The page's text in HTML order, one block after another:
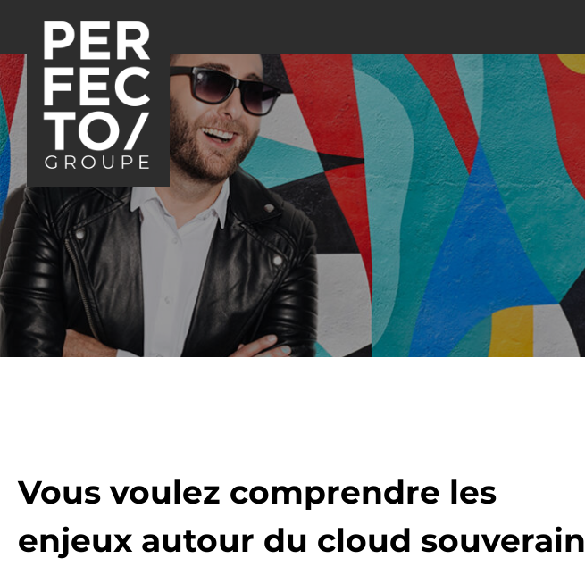
Vous voulez comprendre les
enjeux autour du cloud souverain